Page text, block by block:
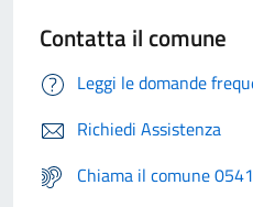
Contatta il comune
Leggi le domande
Richiedi Assistenza
Chiama il comune